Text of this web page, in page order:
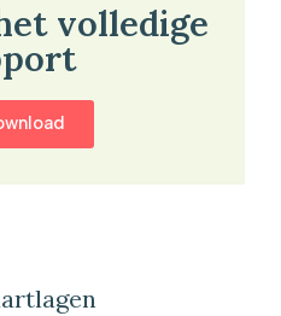
volledige